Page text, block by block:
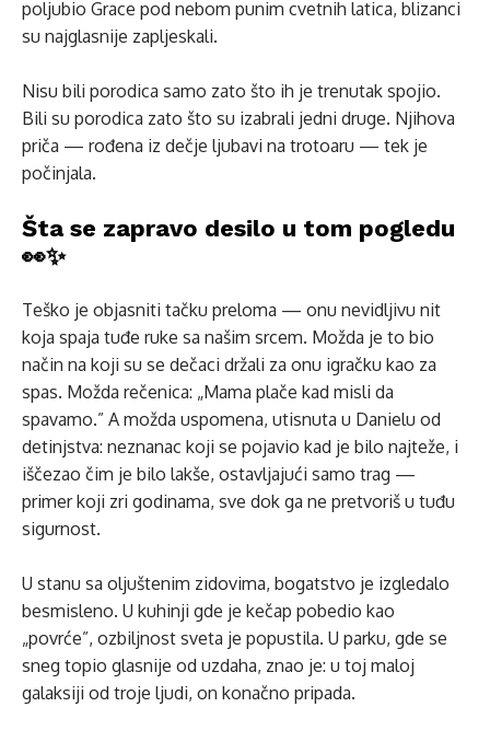
poljubio Grace pod nebom punim cvetnih latica, blizanci
su najglasnije zapljeskali.
Nisu bili porodica samo zato što ih je trenutak spojio.
Bili su porodica zato što su izabrali jedni druge. Njihova
priča — rođena iz dečje ljubavi na trotoaru — tek je
počinjala.
Šta se zapravo desilo u tom pogledu
👀✨
Teško je objasniti tačku preloma — onu nevidljivu nit
koja spaja tuđe ruke sa našim srcem. Možda je to bio
način na koji su se dečaci držali za onu igračku kao za
spas. Možda rečenica: „Mama plače kad misli da
spavamo.” A možda uspomena, utisnuta u Danielu od
detinjstva: neznanac koji se pojavio kad je bilo najteže, i
iščezao čim je bilo lakše, ostavljajući samo trag —
primer koji zri godinama, sve dok ga ne pretvoriš u tuđu
sigurnost.
U stanu sa oljuštenim zidovima, bogatstvo je izgledalo
besmisleno. U kuhinji gde je kečap pobedio kao
„povrće”, ozbiljnost sveta je popustila. U parku, gde se
sneg topio glasnije od uzdaha, znao je: u toj maloj
galaksiji od troje ljudi, on konačno pripada.